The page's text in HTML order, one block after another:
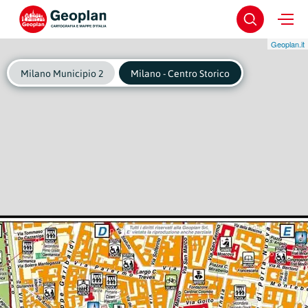
Geoplan.it
Milano Municipio 2 Milano - Centro Storico